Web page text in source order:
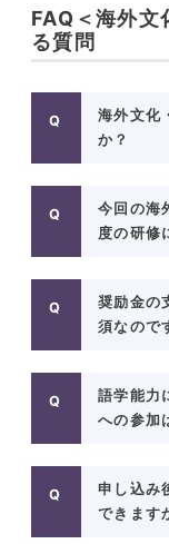
FAQ＜海外文
る質問
海外文化
か？
今回の海
度の研修
奨励金の
須なので
語学能力
への参加
申し込み
できます